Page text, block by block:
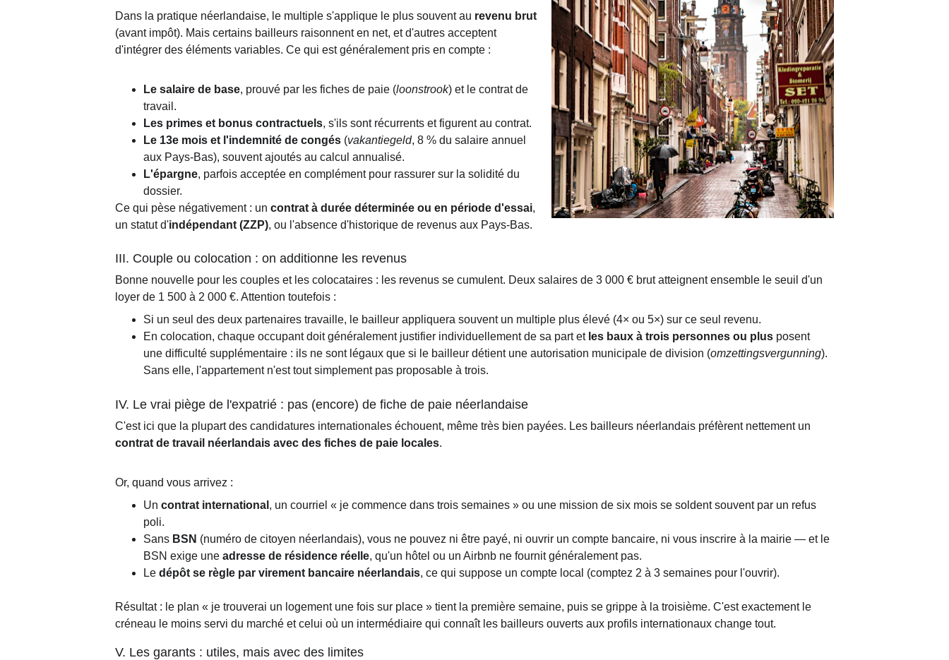
IV. Le vrai piège de l'expatrié : pas (encore) de fiche de paie néerlandaise
C'est ici que la plupart des candidatures internationales échouent, même très bien payées. Les bailleurs néerlandais préfèrent nettement un
contrat de travail néerlandais avec des fiches de paie locales.
Or, quand vous arrivez :
Un contrat international , un courriel « je commence dans trois semaines » ou une mission de six mois se soldent souvent par un refus
poli.
Sans BSN (numéro de citoyen néerlandais), vous ne pouvez ni être payé, ni ouvrir un compte bancaire, ni vous inscrire à la mairie — et le
BSN exige une adresse de résidence réelle, qu'un hôtel ou un Airbnb ne fournit généralement pas.
Le dépôt se règle par virement bancaire néerlandais, ce qui suppose un compte local (comptez 2 à 3 semaines pour l'ouvrir).
Résultat : le plan « je trouverai un logement une fois sur place » tient la première semaine, puis se grippe à la troisième. C'est exactement le
créneau le moins servi du marché et celui où un intermédiaire qui connaît les bailleurs ouverts aux profils internationaux change tout.
III. Couple ou colocation : on additionne les revenus
Bonne nouvelle pour les couples et les colocataires : les revenus se cumulent. Deux salaires de 3 000 € brut atteignent ensemble le seuil d'un
loyer de 1 500 à 2 000 €. Attention toutefois :
Si un seul des deux partenaires travaille, le bailleur appliquera souvent un multiple plus élevé (4× ou 5×) sur ce seul revenu.
En colocation, chaque occupant doit généralement justifier individuellement de sa part et les baux à trois personnes ou plus posent
une difficulté supplémentaire : ils ne sont légaux que si le bailleur détient une autorisation municipale de division (omzettingsvergunning).
Sans elle, l'appartement n'est tout simplement pas proposable à trois.
Dans la pratique néerlandaise, le multiple s'applique le plus souvent au revenu brut
(avant impôt). Mais certains bailleurs raisonnent en net, et d'autres acceptent
d'intégrer des éléments variables. Ce qui est généralement pris en compte :
Le salaire de base, prouvé par les fiches de paie (loonstrook) et le contrat de
travail.
Les primes et bonus contractuels, s'ils sont récurrents et figurent au contrat.
Le 13e mois et l'indemnité de congés (vakantiegeld, 8 % du salaire annuel
aux Pays-Bas), souvent ajoutés au calcul annualisé.
L'épargne, parfois acceptée en complément pour rassurer sur la solidité du
dossier.
Ce qui pèse négativement : un contrat à durée déterminée ou en période d'essai,
un statut d'indépendant (ZZP), ou l'absence d'historique de revenus aux Pays-Bas.
V. Les garants : utiles, mais avec des limites